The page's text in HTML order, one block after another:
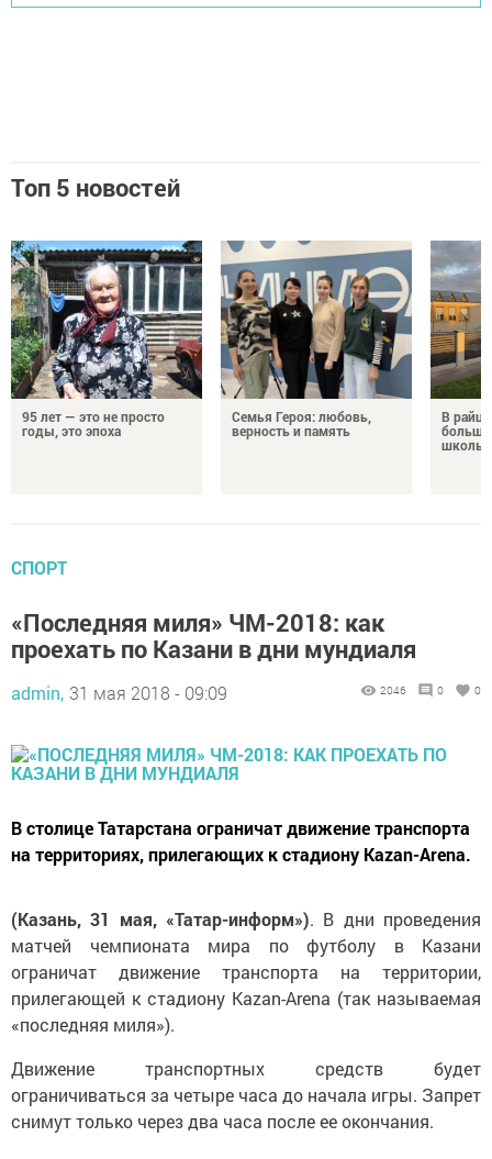
Топ 5 новостей
95 лет — это не просто
годы, это эпоха
Семья Героя: любовь,
верность и память
В
школы
СПОРТ
«Последняя миля» ЧМ-2018: как
проехать по Казани в дни мундиаля
admin, 31 мая 2018 - 09:09 2046 0 0
В столице Татарстана ограничат движение транспорта
на территориях, прилегающих к стадиону Kazan-Arena.
(Казань, 31 мая, «Татар-информ»). В дни проведения
матчей чемпионата мира по футболу в Казани
ограничат движение транспорта на территории,
прилегающей к стадиону Kazan-Arena (так называемая
«последняя миля»).
Движение транспортных средств будет
ограничиваться за четыре часа до начала игры. Запрет
снимут только через два часа после ее окончания.